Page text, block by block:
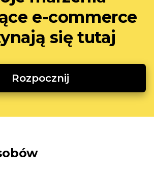
e-commerce
się tutaj
Rozpocznij